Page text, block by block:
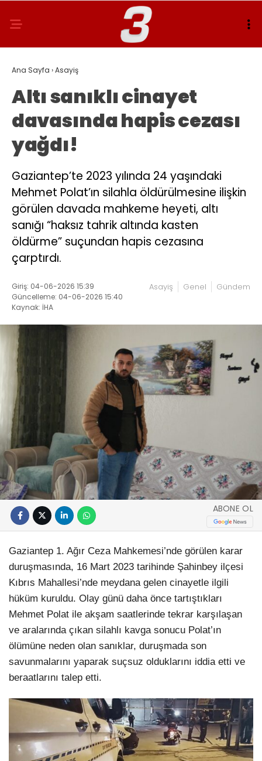
Ana Sayfa ›Asayiş
Altı sanıklı cinayet
davasında hapis cezası
yağdı!
Gaziantep’te 2023 yılında 24 yaşındaki
Mehmet Polat’ın silahla öldürülmesine ilişkin
görülen davada mahkeme heyeti, altı
sanığı “haksız tahrik altında kasten
öldürme” suçundan hapis cezasına
çarptırdı.
Giriş: 04-06-2026 15:39
Güncelleme: 04-06-2026 15:40
Kaynak: İHA
Asayiş Genel Gündem
ABONE OL
Gaziantep 1. Ağır Ceza Mahkemesi’nde görülen karar
duruşmasında, 16 Mart 2023 tarihinde Şahinbey ilçesi
Kıbrıs Mahallesi’nde meydana gelen cinayetle ilgili
hüküm kuruldu. Olay günü daha önce tartıştıkları
Mehmet Polat ile akşam saatlerinde tekrar karşılaşan
ve aralarında çıkan silahlı kavga sonucu Polat’ın
ölümüne neden olan sanıklar, duruşmada son
savunmalarını yaparak suçsuz olduklarını iddia etti ve
beraatlarını talep etti.